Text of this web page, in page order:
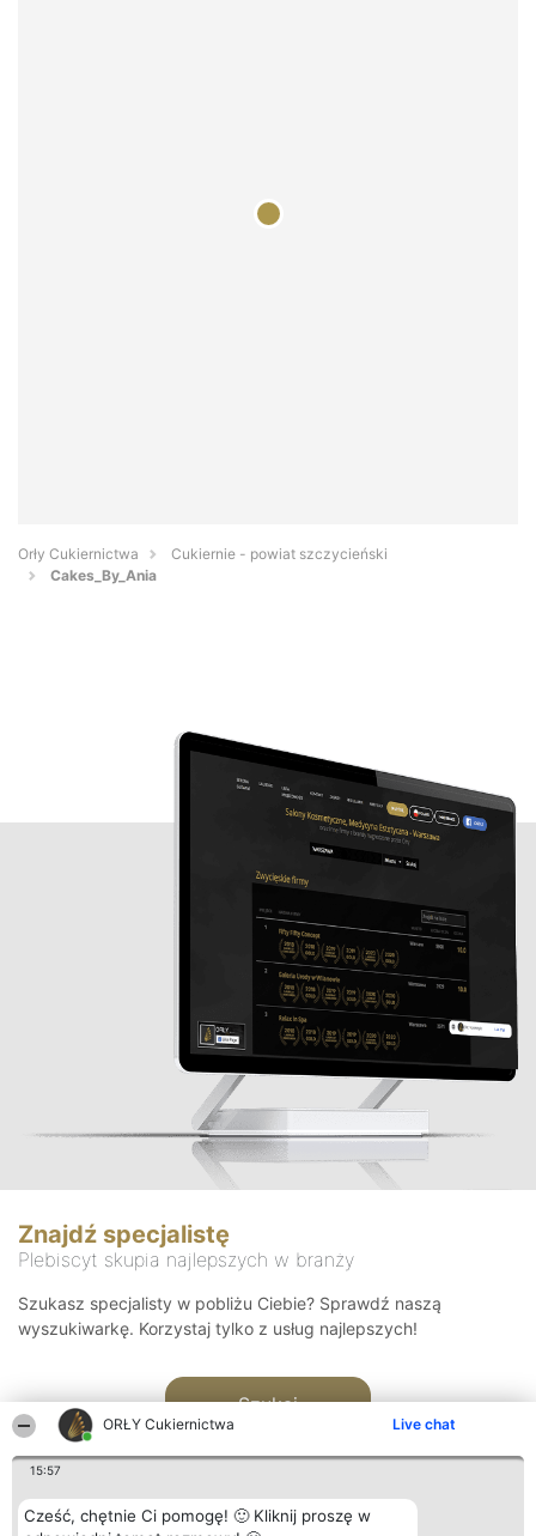
ORŁY Cukiernictwa Live chat
15:57
Cześć, chętnie Ci pomogę! 🙂 Kliknij proszę w
Orły Cukiernictwa
Cukiernie - powiat szczycieński
Cakes_By_Ania
Znajdź specjalistę
Plebiscyt skupia najlepszych w branży
Szukasz specjalisty w pobliżu Ciebie? Sprawdź naszą
wyszukiwarkę. Korzystaj tylko z usług najlepszych!
Szukaj